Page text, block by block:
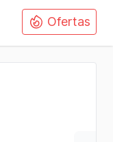
Ofertas